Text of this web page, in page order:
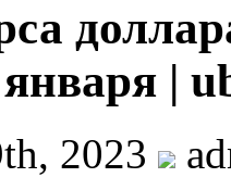
|
2023